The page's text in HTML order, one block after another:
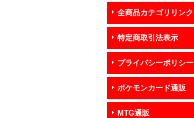
全商品カテゴリリンク
特定商取引法表示
プライバシーポリシー
ポケモンカード通販
MTG通販